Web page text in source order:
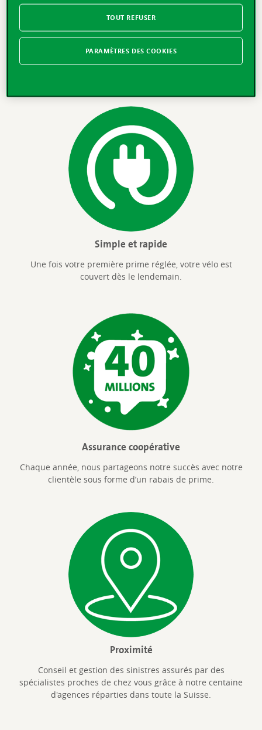
Indemnisation attractive
Si votre vélo a moins de deux ans, nous vous
Simple et rapide
Une fois votre première prime réglée, votre vélo est
couvert dès le lendemain.
Assurance coopérative
Chaque année, nous partageons notre succès avec notre
clientèle sous forme d’un rabais de prime.
Proximité
Conseil et gestion des sinistres assurés par des
spécialistes proches de chez vous grâce à notre centaine
d'agences réparties dans toute la Suisse.
TOUT REFUSER
PARAMÈTRES DES COOKIES